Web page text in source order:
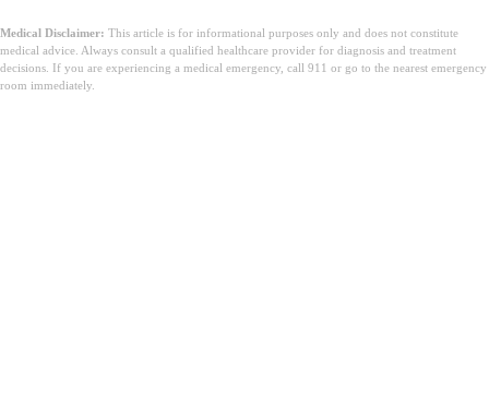
Medical Disclaimer: This article is for informational purposes only and does not constitute
medical advice. Always consult a qualified healthcare provider for diagnosis and treatment
decisions. If you are experiencing a medical emergency, call 911 or go to the nearest emergency
room immediately.